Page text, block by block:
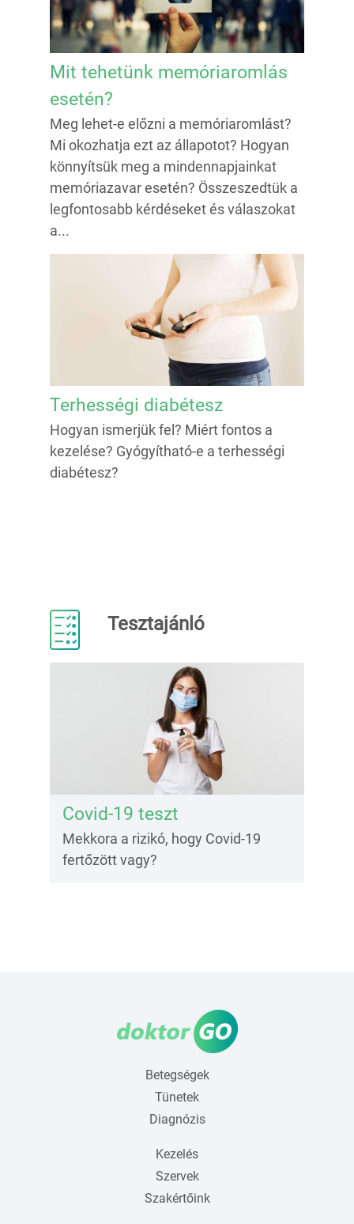
Mit tehetünk memóriaromlás
esetén?
Meg lehet-e előzni a memóriaromlást?
Mi okozhatja ezt az állapotot? Hogyan
könnyítsük meg a mindennapjainkat
memóriazavar esetén? Összeszedtük a
legfontosabb kérdéseket és válaszokat
a...
Terhességi diabétesz
Hogyan ismerjük fel? Miért fontos a
kezelése? Gyógyítható-e a terhességi
diabétesz?
Tesztajánló
Covid-19 teszt
Mekkora a rizikó, hogy Covid-19
fertőzött vagy?
Betegségek
Tünetek
Diagnózis
Kezelés
Szervek
Szakértőink